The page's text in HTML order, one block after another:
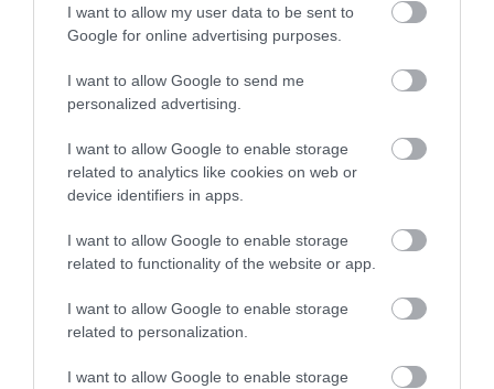
I want to allow my user data to be sent to
Google for online advertising purposes.
I want to allow Google to send me
personalized advertising.
I want to allow Google to enable storage
related to analytics like cookies on web or
device identifiers in apps.
I want to allow Google to enable storage
related to functionality of the website or app.
I want to allow Google to enable storage
related to personalization.
I want to allow Google to enable storage
Foto: Shutterstock
​1. LONDRA
menționat de utilizatori. Potrivit Time Out, mulți au